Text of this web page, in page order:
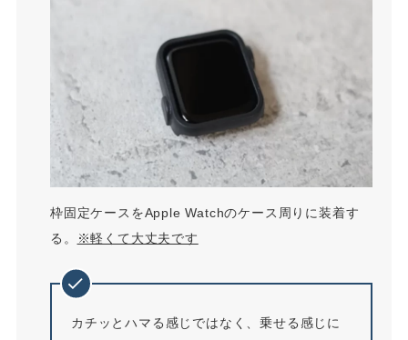
枠固定ケースをApple Watchのケース周りに装着す
る。
※軽くて大丈夫です
カチッとハマる感じではなく、乗せる感じに